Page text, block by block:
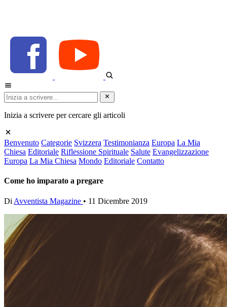
Inizia a scrivere per cercare gli articoli
Benvenuto Categorie Svizzera Testimonianza Europa La Mia
Chiesa Editoriale Riflessione Spirituale Salute Evangelizzazione
Europa La Mia Chiesa Mondo Editoriale Contatto
Come ho imparato a pregare
Di Avventista Magazine • 11 Dicembre 2019